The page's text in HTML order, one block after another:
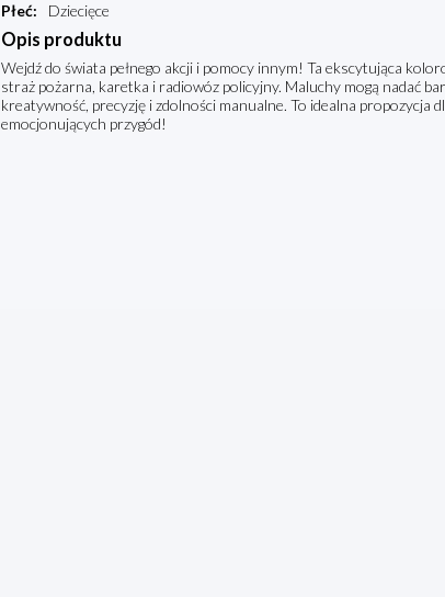
Płeć: Dziecięce
Opis produktu
Wejdź do świata pełnego akcji i pomocy innym! Ta ekscytująca
straż pożarna, karetka i radiowóz policyjny. Maluchy mogą nadać
kreatywność, precyzję i zdolności manualne. To idealna propozycja
emocjonujących przygód!